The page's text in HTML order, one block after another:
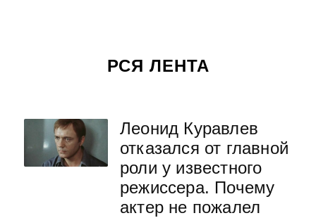
РСЯ ЛЕНТА
Леонид Куравлев
отказался от главной
роли у известного
режиссера. Почему
актер не пожалел